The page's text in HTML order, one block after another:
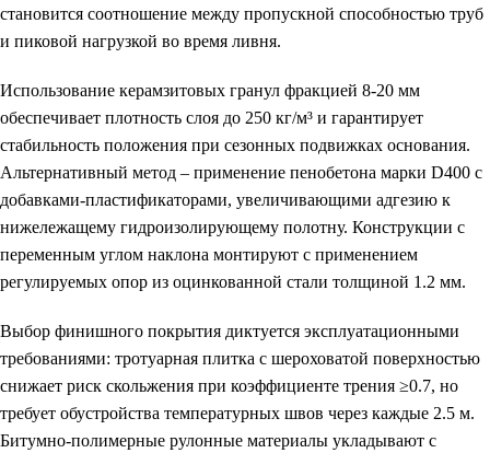
становится соотношение между пропускной способностью труб
и пиковой нагрузкой во время ливня.
Использование керамзитовых гранул фракцией 8-20 мм
обеспечивает плотность слоя до 250 кг/м³ и гарантирует
стабильность положения при сезонных подвижках основания.
Альтернативный метод – применение пенобетона марки D400 с
добавками-пластификаторами, увеличивающими адгезию к
нижележащему гидроизолирующему полотну. Конструкции с
переменным углом наклона монтируют с применением
регулируемых опор из оцинкованной стали толщиной 1.2 мм.
Выбор финишного покрытия диктуется эксплуатационными
требованиями: тротуарная плитка с шероховатой поверхностью
снижает риск скольжения при коэффициенте трения ≥0.7, но
требует обустройства температурных швов через каждые 2.5 м.
Битумно-полимерные рулонные материалы укладывают с